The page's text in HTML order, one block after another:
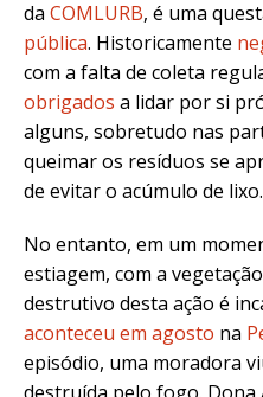
da COMLURB, é uma
pública. Historicamente
com a falta de coleta
obrigados a lidar por si
alguns, sobretudo nas
queimar os resíduos se
de evitar o acúmulo de lixo.
No entanto, em um
estiagem, com a
destrutivo desta ação é
aconteceu em agosto na
episódio, uma moradora